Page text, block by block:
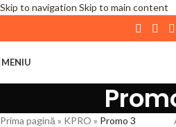
Skip to navigation Skip to main content
| 📦 Program livrari|In
August,
expediate. Va multumim
MENIU
Prima pagină » KPRO » Promo 3